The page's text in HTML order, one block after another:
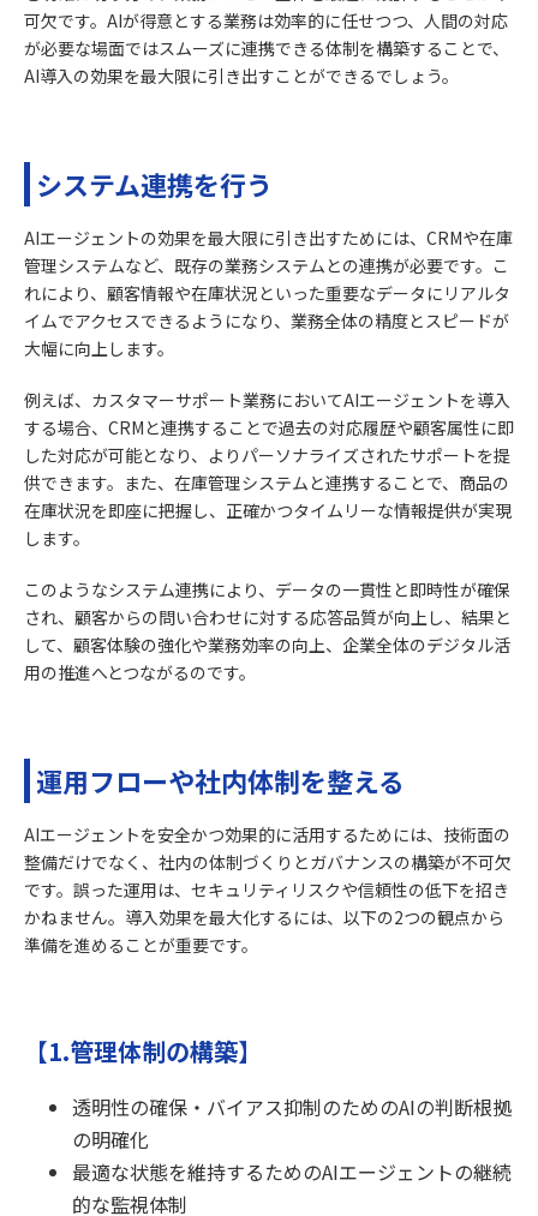
可欠です。AIが得意とする業務は効率的に任せつつ、人間の対応
が必要な場面ではスムーズに連携できる体制を構築することで、
AI導入の効果を最大限に引き出すことができるでしょう。
システム連携を行う
AIエージェントの効果を最大限に引き出すためには、CRMや在庫
管理システムなど、既存の業務システムとの連携が必要です。こ
れにより、顧客情報や在庫状況といった重要なデータにリアルタ
イムでアクセスできるようになり、業務全体の精度とスピードが
大幅に向上します。
例えば、カスタマーサポート業務においてAIエージェントを導入
する場合、CRMと連携することで過去の対応履歴や顧客属性に即
した対応が可能となり、よりパーソナライズされたサポートを提
供できます。また、在庫管理システムと連携することで、商品の
在庫状況を即座に把握し、正確かつタイムリーな情報提供が実現
します。
このようなシステム連携により、データの一貫性と即時性が確保
され、顧客からの問い合わせに対する応答品質が向上し、結果と
して、顧客体験の強化や業務効率の向上、企業全体のデジタル活
用の推進へとつながるのです。
運用フローや社内体制を整える
AIエージェントを安全かつ効果的に活用するためには、技術面の
整備だけでなく、社内の体制づくりとガバナンスの構築が不可欠
です。誤った運用は、セキュリティリスクや信頼性の低下を招き
かねません。導入効果を最大化するには、以下の2つの観点から
準備を進めることが重要です。
【1.管理体制の構築】
透明性の確保・バイアス抑制のためのAIの判断根拠
の明確化
最適な状態を維持するためのAIエージェントの継続
的な監視体制